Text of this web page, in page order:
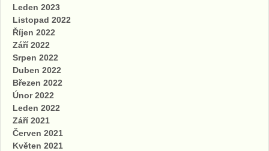
Leden 2023
Listopad 2022
Říjen 2022
Září 2022
Srpen 2022
Duben 2022
Březen 2022
Únor 2022
Leden 2022
Září 2021
Červen 2021
Květen 2021